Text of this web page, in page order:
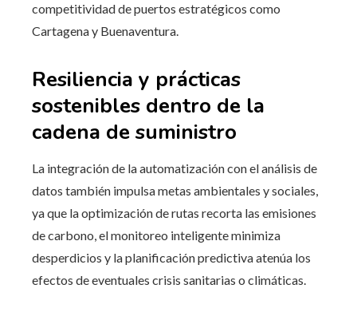
competitividad de puertos estratégicos como
Cartagena y Buenaventura.
Resiliencia y prácticas
sostenibles dentro de la
cadena de suministro
La integración de la automatización con el análisis de
datos también impulsa metas ambientales y sociales,
ya que la optimización de rutas recorta las emisiones
de carbono, el monitoreo inteligente minimiza
desperdicios y la planificación predictiva atenúa los
efectos de eventuales crisis sanitarias o climáticas.